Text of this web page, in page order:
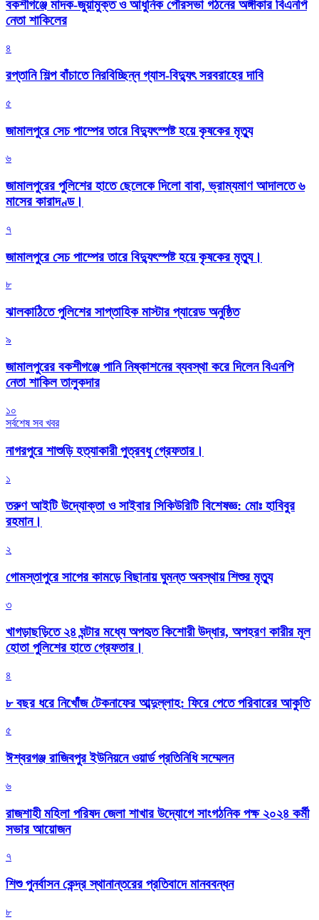
বকশীগঞ্জে মাদক-জুয়ামুক্ত ও আধুনিক পৌরসভা গঠনের অঙ্গীকার বিএনপি
নেতা শাকিলের
৪
রপ্তানি শিল্প বাঁচাতে নিরবিচ্ছিন্ন গ্যাস-বিদ্যুৎ সরবরাহের দাবি
৫
জামালপুরে সেচ পাম্পের তারে বিদ্যুৎস্পষ্ট হয়ে কৃষকের মৃত্যু
৬
জামালপুরের পুলিশের হাতে ছেলেকে দিলো বাবা, ভ্রাম্যমাণ আদালতে ৬
মাসের কারাদণ্ড।
৭
জামালপুরে সেচ পাম্পের তারে বিদ্যুৎস্পষ্ট হয়ে কৃষকের মৃত্যু।
৮
‎ঝালকাঠিতে পুলিশের সাপ্তাহিক মাস্টার প্যারেড অনুষ্ঠিত
৯
জামালপুরের বকশীগঞ্জে পানি নিষ্কাশনের ব্যবস্থা করে দিলেন বিএনপি
নেতা শাকিল তালুকদার
১০
সর্বশেষ সব খবর
নাগরপুরে শাশুড়ি হত্যাকারী পুত্রবধু গ্রেফতার।
১
তরুণ আইটি উদ্যোক্তা ও সাইবার সিকিউরিটি বিশেষজ্ঞ: মোঃ হাবিবুর
রহমান।
২
গোমস্তাপুরে সাপের কামড়ে বিছানায় ঘুমন্ত অবস্থায় শিশুর মৃত্যু
৩
খাগড়াছড়িতে ২৪ ঘন্টার মধ্যে অপহৃত কিশোরী উদ্ধার, অপহরণ কারীর মূল
হোতা পুলিশের হাতে গ্রেফতার।
৪
৮ বছর ধরে নিখোঁজ টেকনাফের আব্দুল্লাহ: ফিরে পেতে পরিবারের আকুতি
৫
ঈশ্বরগঞ্জ রাজিবপুর ইউনিয়নে ওয়ার্ড প্রতিনিধি সম্মেলন
৬
রাজশাহী মহিলা পরিষদ জেলা শাখার উদ্যোগে সাংগঠনিক পক্ষ ২০২৪ কর্মী
সভার আয়োজন
৭
শিশু পুনর্বাসন কেন্দ্র স্থানান্তরের প্রতিবাদে মানববন্ধন
৮